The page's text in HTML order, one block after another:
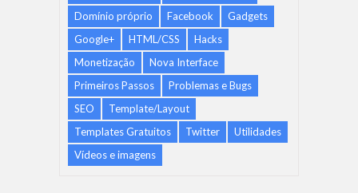
Domínio próprio
Facebook
Gadgets
Google+
HTML/CSS
Hacks
Monetização
Nova Interface
Primeiros Passos
Problemas e Bugs
SEO
Template/Layout
Templates Gratuitos
Twitter
Utilidades
Vídeos e imagens